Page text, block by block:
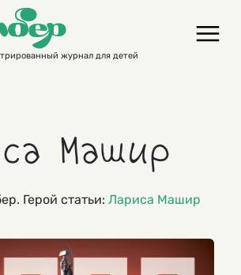
журнал для детей
Машир
Герой статьи: Лариса Машир